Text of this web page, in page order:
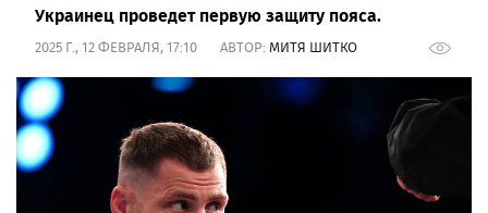
Украинец проведет первую защиту пояса.
2025 Г., 12 ФЕВРАЛЯ, 17:10 АВТОР: МИТЯ ШИТКО